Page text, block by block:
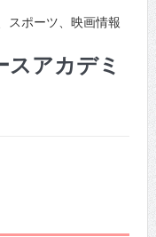
スポーツ、映画情報
アカデミ